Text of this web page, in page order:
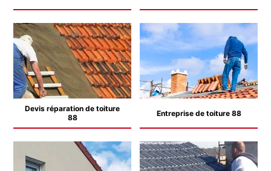
Devis réparation de toiture
88
Entreprise de toiture 88